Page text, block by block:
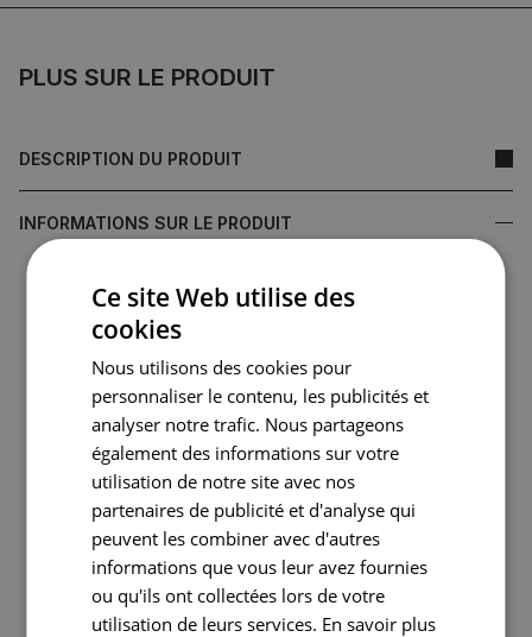
PLUS SUR LE PRODUIT
DESCRIPTION DU PRODUIT
INFORMATIONS SUR LE PRODUIT
• Fabriqué en verre trempé, garantissant durabilité et
résistance aux dommages
Miroir fabriqué en Pologne
• Garantie du fabricant
• Délai d'exécution rapide
Le dos du miroir (film protecteur) peut différer en couleur
de celui présenté dans l'offre.
qualité du produit et ne constitue pas un motif de
réclamation.
Ce site Web utilise des
cookies
Nous utilisons des cookies pour
personnaliser le contenu, les publicités et
analyser notre trafic. Nous partageons
également des informations sur votre
utilisation de notre site avec nos
partenaires de publicité et d'analyse qui
peuvent les combiner avec d'autres
informations que vous leur avez fournies
ou qu'ils ont collectées lors de votre
utilisation de leurs services. En savoir plus